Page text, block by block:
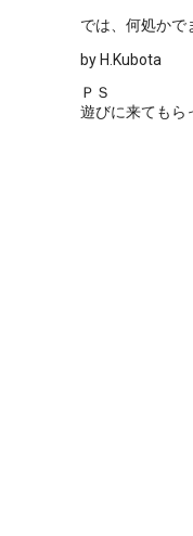
では、何処かで
by H.Kubota
ＰＳ
遊びに来ても